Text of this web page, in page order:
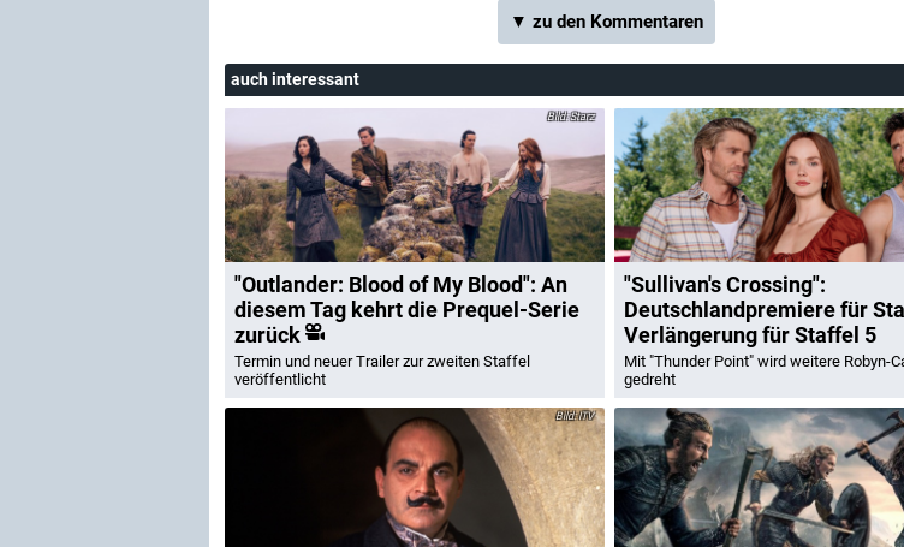
▼ zu den Kommentaren
auch interessant
Starz
"Outlander: Blood of My Blood": An
diesem Tag kehrt die Prequel-Serie
zurück
Termin und neuer Trailer zur zweiten Staffel
veröffentlicht
"Sullivan's Crossing":
Deutschlandpremiere für
Verlängerung für Staffel 5
Mit "Thunder Point" wird weitere Robyn-
gedreht
ITV